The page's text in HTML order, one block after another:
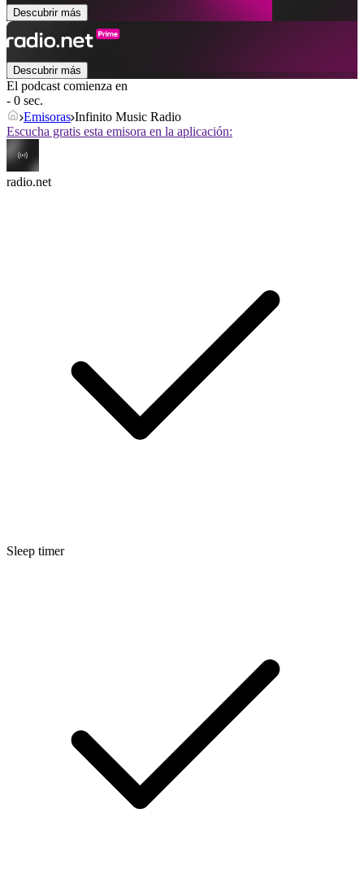
Descubrir más
Descubrir más
El podcast comienza en
- 0 sec.
Emisoras Infinito Music Radio
Escucha gratis esta emisora en la aplicación:
radio.net
Sleep timer